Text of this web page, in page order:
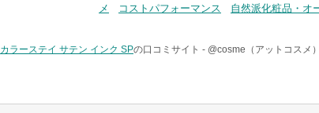
メ
コストパフォーマンス 自然派化粧品・オ
カラーステイ サテン インク SPの口コミサイト - @cosme（アットコスメ）